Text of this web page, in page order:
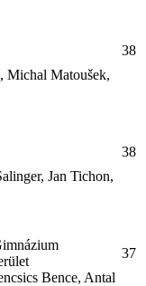
Michal Matoušek,
38
Jan Tichon,
38
Bence, Antal
37